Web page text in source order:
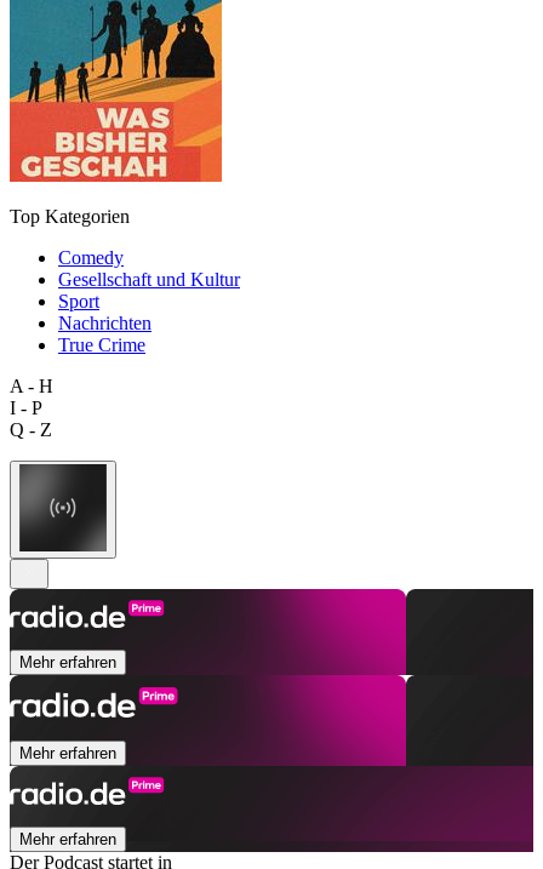
Top Kategorien
Comedy
Gesellschaft und Kultur
Sport
Nachrichten
True Crime
A - H
I - P
Q - Z
Mehr erfahren
Mehr erfahren
Mehr erfahren
Der Podcast startet in